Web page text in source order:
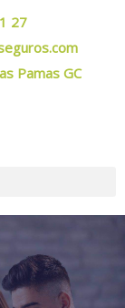
27
Pamas GC